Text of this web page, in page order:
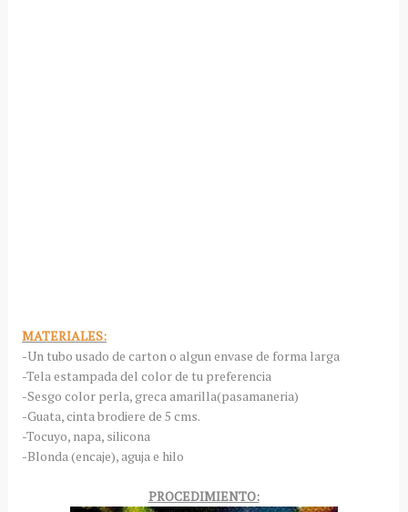
MATERIALES:
-Un tubo usado de carton o algun envase de forma larga
-Tela estampada del color de tu preferencia
-Sesgo color perla, greca amarilla(pasamaneria)
-Guata, cinta brodiere de 5 cms.
-Tocuyo, napa, silicona
-Blonda (encaje), aguja e hilo
PROCEDIMIENTO: